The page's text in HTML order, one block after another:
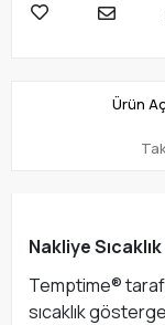
Ürün
Nakliye
Temptime®
sıcaklık